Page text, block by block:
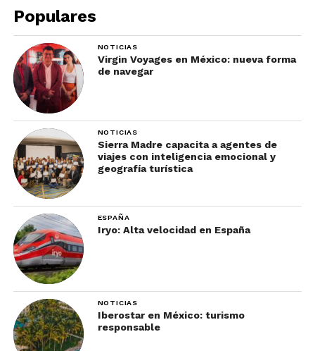
si vas a tomar un recorrido. Entre las más
importantes están que solamente vayas con las
personas con quienes vivas, no te quites el
cubrebocas para nada y no compartas bebidas de
la misma botella o vaso. Recuerda llevar gel
antibacterial y toallitas desinfectantes,
especialmente si vas a ir al baño.
Populares
NOTICIAS
Virgin Voyages en México: nueva forma
de navegar
NOTICIAS
Sierra Madre capacita a agentes de
viajes con inteligencia emocional y
geografía turística
ESPAÑA
Iryo: Alta velocidad en España
NOTICIAS
Iberostar en México: turismo
responsable